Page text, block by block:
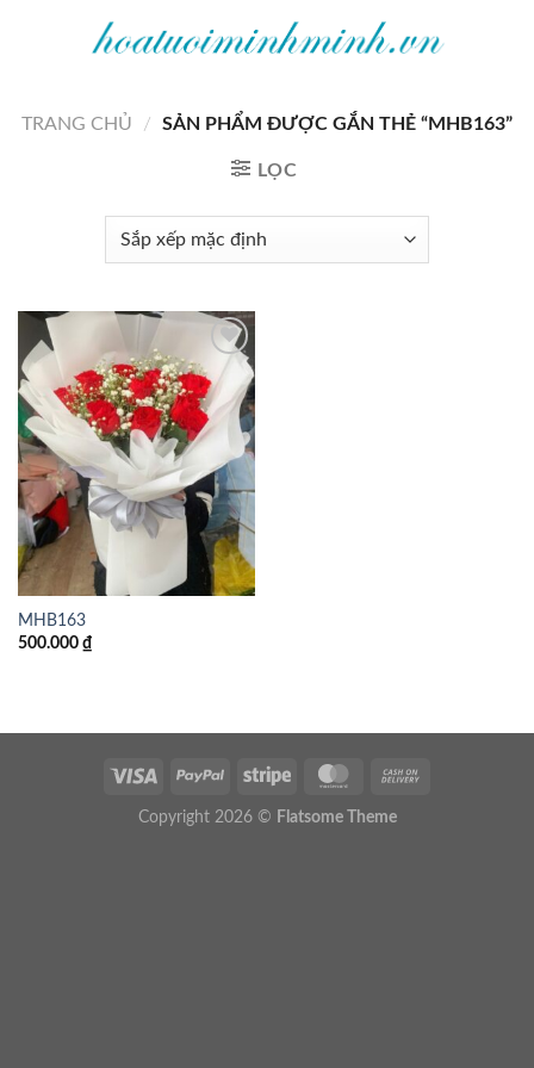
TRANG CHỦ
/ SẢN PHẨM ĐƯỢC GẮN THẺ “MHB163”
LỌC
Add to
wishlist
MHB163
500.000 ₫
Copyright 2026 © Flatsome Theme